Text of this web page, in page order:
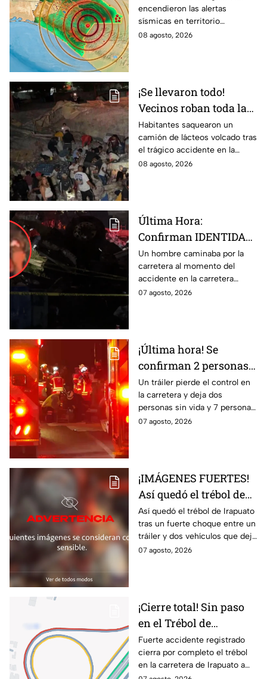
puntos de México
durante la madrugada
de hoy sábado
encendieron las alertas
sísmicas en territorio
mexicano, conoce dónde fue y
08 agosto, 2026
¡Se llevaron todo!
Vecinos roban toda la
mercancía del tráiler
volcado en la carretera
de Irapuato
Habitantes saquearon un
camión de lácteos volcado tras
el trágico accidente en la
carretera Irapuato-Abasolo
08 agosto, 2026
Última Hora:
Confirman IDENTIDAD
de uno de los
lesionados tras fatal
accid3nte en Irapuato
Un hombre caminaba por la
carretera al momento del
accidente en la carretera
Irapuato-Abasolo en el Trébol.
07 agosto, 2026
¡Última hora! Se
confirman 2 personas
fall3cidas y 7
lesion4dos en
accid3nte carretero en
Irapuato; esto se sabe
Un tráiler pierde el control en
la carretera y deja dos
personas sin vida y 7 personas
más lesionadas.
07 agosto, 2026
¡IMÁGENES FUERTES!
Así quedó el trébol de
Irapuato tras aparatoso
choque; hay mu3rtos y
lesionados
Así quedó el trébol de Irapuato
tras un fuerte choque entre un
tráiler y dos vehículos que dejó
dos muertos y siete personas
07 agosto, 2026
¡Cierre total! Sin paso
en el Trébol de
Irapuato; toma estas
vías alternas
Fuerte accidente registrado
cierra por completo el trébol
en la carretera de Irapuato a